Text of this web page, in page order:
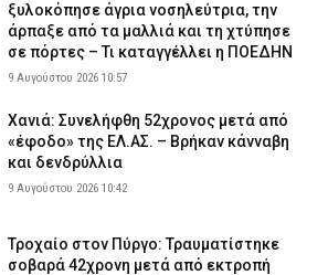
ξυλοκόπησε άγρια νοσηλεύτρια, την
άρπαξε από τα μαλλιά και τη χτύπησε
σε πόρτες – Τι καταγγέλλει η ΠΟΕΔΗΝ
9 Αυγούστου 2026 10:57
Χανιά: Συνελήφθη 52χρονος μετά από
«έφοδο» της ΕΛ.ΑΣ. – Βρήκαν κάνναβη
και δενδρύλλια
9 Αυγούστου 2026 10:42
Τροχαίο στον Πύργο: Τραυματίστηκε
σοβαρά 42χρονη μετά από εκτροπή